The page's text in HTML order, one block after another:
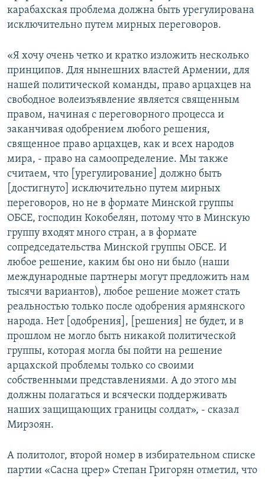
карабахская проблема должна быть урегулирована
исключительно путем мирных переговоров.
«Я хочу очень четко и кратко изложить несколько
принципов. Для нынешних властей Армении, для
нашей политической команды, право арцахцев на
свободное волеизъявление является священным
правом, начиная с переговорного процесса и
заканчивая одобрением любого решения,
священное право арцахцев, как и всех народов
мира, - право на самоопределение. Мы также
считаем, что [урегулирование] должно быть
[достигнуто] исключительно путем мирных
переговоров, но не в формате Минской группы
ОБСЕ, господин Кокобелян, потому что в Минскую
группу входят много стран, а в формате
сопредседательства Минской группы ОБСЕ. И
любое решение, каким бы оно ни было (наши
международные партнеры могут предложить нам
тысячи вариантов), любое решение может стать
реальностью только после одобрения армянского
народа. Нет [одобрения], [решения] не будет, и в
прошлом не могло быть никакой политической
группы, которая могла бы пойти на решение
арцахской проблемы только со своими
собственными представлениями. А до этого мы
должны полагаться и всячески поддерживать
наших защищающих границы солдат», - сказал
Мирзоян.
А политолог, второй номер в избирательном списке
партии «Сасна црер» Степан Григорян отметил, что